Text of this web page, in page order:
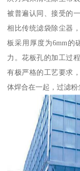
被普遍认同、接受的
相比传统滤袋除尘器
板采用厚度为6mm的
力。花板孔的加工过
有极严格的工艺要求
体焊合在一起，过滤粉